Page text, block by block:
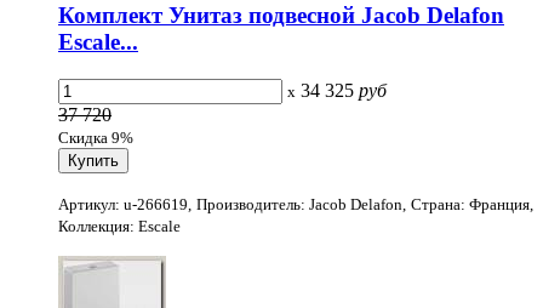
Комплект Унитаз подвесной Jacob Delafon
Escale...
x 34 325 руб
37 720
Скидка 9%
Артикул: u-266619, Производитель: Jacob Delafon, Страна: Франция,
Коллекция: Escale